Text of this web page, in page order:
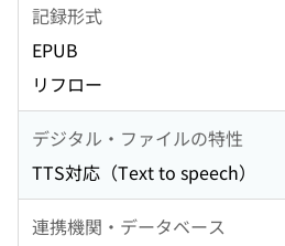
記録形式
EPUB
リフロー
デジタル・ファイルの特性
TTS対応（Text to speech）
連携機関・データベース